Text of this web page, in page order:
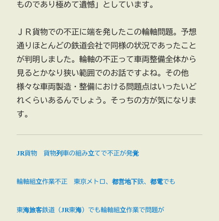
ものであり極めて遺憾」としています。
ＪＲ貨物での不正に端を発したこの輪軸問題。予想
通りほとんどの鉄道会社で同様の状況であったこと
が判明しました。輪軸の不正って車両整備全体から
見るとかなり狭い範囲でのお話ですよね。その他
様々な車両製造・整備における問題点はいったいど
れくらいあるんでしょう。そっちの方が気になりま
す。
JR貨物 貨物列車の組み立てで不正が発覚
輪軸組立作業不正 東京メトロ、都営地下鉄、都電でも
東海旅客鉄道（JR東海）でも輪軸組立作業で問題が